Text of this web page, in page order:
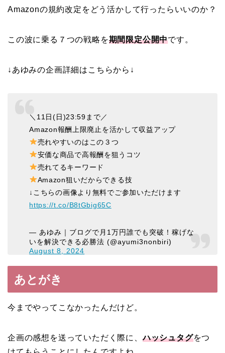
Amazonの規約改定をどう活かして行ったらいいのか？
この波に乗る７つの戦略を期間限定公開中です。
↓あゆみの企画詳細はこちらから↓
＼11日(日)23:59まで／
Amazon報酬上限廃止を活かして収益アップ
売れやすいのはこの３つ
安価な商品で高報酬を狙うコツ
売れてるキーワード
Amazon狙いだからできる技
↓こちらの画像より無料でご参加いただけます
https://t.co/B8tGbig65C
— あゆみ｜ブログで月1万円誰でも突破！稼げな
いを解決できる必勝法 (@ayumi3nonbiri)
August 8, 2024
あとがき
今までやってこなかったんだけど。
企画の感想を送っていただく際に、ハッシュタグをつ